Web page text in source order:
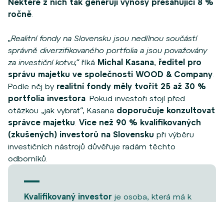
Některé z nich tak generují výnosy přesahující 8 %
ročně
„Realitní fondy na Slovensku jsou nedílnou součástí
správně diverzifikovaného portfolia a jsou považovány
za investiční kotvu,“říká Michal Kasana, ředitel pro
správu majetku ve společnosti WOOD & Company
Podle něj by realitní fondy měly tvořit 25 až 30 %
portfolia investora . Pokud investoři stojí před
otázkou „jak vybrat“, Kasana doporučuje konzultovat
správce majetku Více než 90 % kvalifikovaných
(zkušených) investorů na Slovensku při výběru
investičních nástrojů důvěřuje radám těchto
odborníků.
Kvalifikovaný investor je osoba, která má k